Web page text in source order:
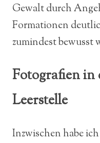
Gewalt durch
Formationen
zumindest bewusst
Fotografien in
Leerstelle
Inzwischen habe